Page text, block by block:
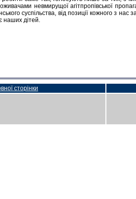
невмирущої агітпропівської
суспільства, від позиції кожного з
наших дітей.
сторінки